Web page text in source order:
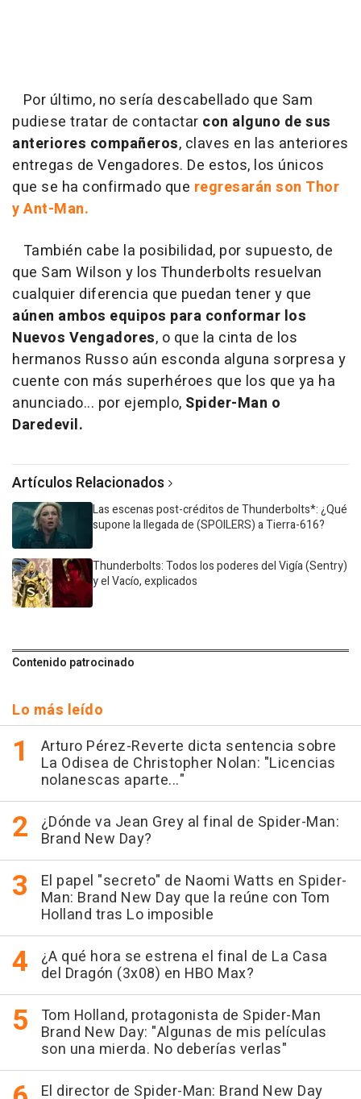
Por último, no sería descabellado que Sam
pudiese tratar de contactar con alguno de sus
anteriores compañeros, claves en las anteriores
entregas de Vengadores. De estos, los únicos
que se ha confirmado que regresarán son Thor
y Ant-Man.
También cabe la posibilidad, por supuesto, de
que Sam Wilson y los Thunderbolts resuelvan
cualquier diferencia que puedan tener y que
aúnen ambos equipos para conformar los
Nuevos Vengadores, o que la cinta de los
hermanos Russo aún esconda alguna sorpresa y
cuente con más superhéroes que los que ya ha
anunciado... por ejemplo, Spider-Man o
Daredevil.
Artículos Relacionados
Las escenas post-créditos de Thunderbolts*: ¿Qué
supone la llegada de (SPOILERS) a Tierra-616?
Thunderbolts: Todos los poderes del Vigía (Sentry)
y el Vacío, explicados
Contenido patrocinado
Lo más leído
Arturo Pérez-Reverte dicta sentencia sobre
La Odisea de Christopher Nolan: "Licencias
nolanescas aparte..."
¿Dónde va Jean Grey al final de Spider-Man:
Brand New Day?
El papel "secreto" de Naomi Watts en Spider-
Man: Brand New Day que la reúne con Tom
Holland tras Lo imposible
¿A qué hora se estrena el final de La Casa
del Dragón (3x08) en HBO Max?
Tom Holland, protagonista de Spider-Man
Brand New Day: "Algunas de mis películas
son una mierda. No deberías verlas"
El director de Spider-Man: Brand New Day